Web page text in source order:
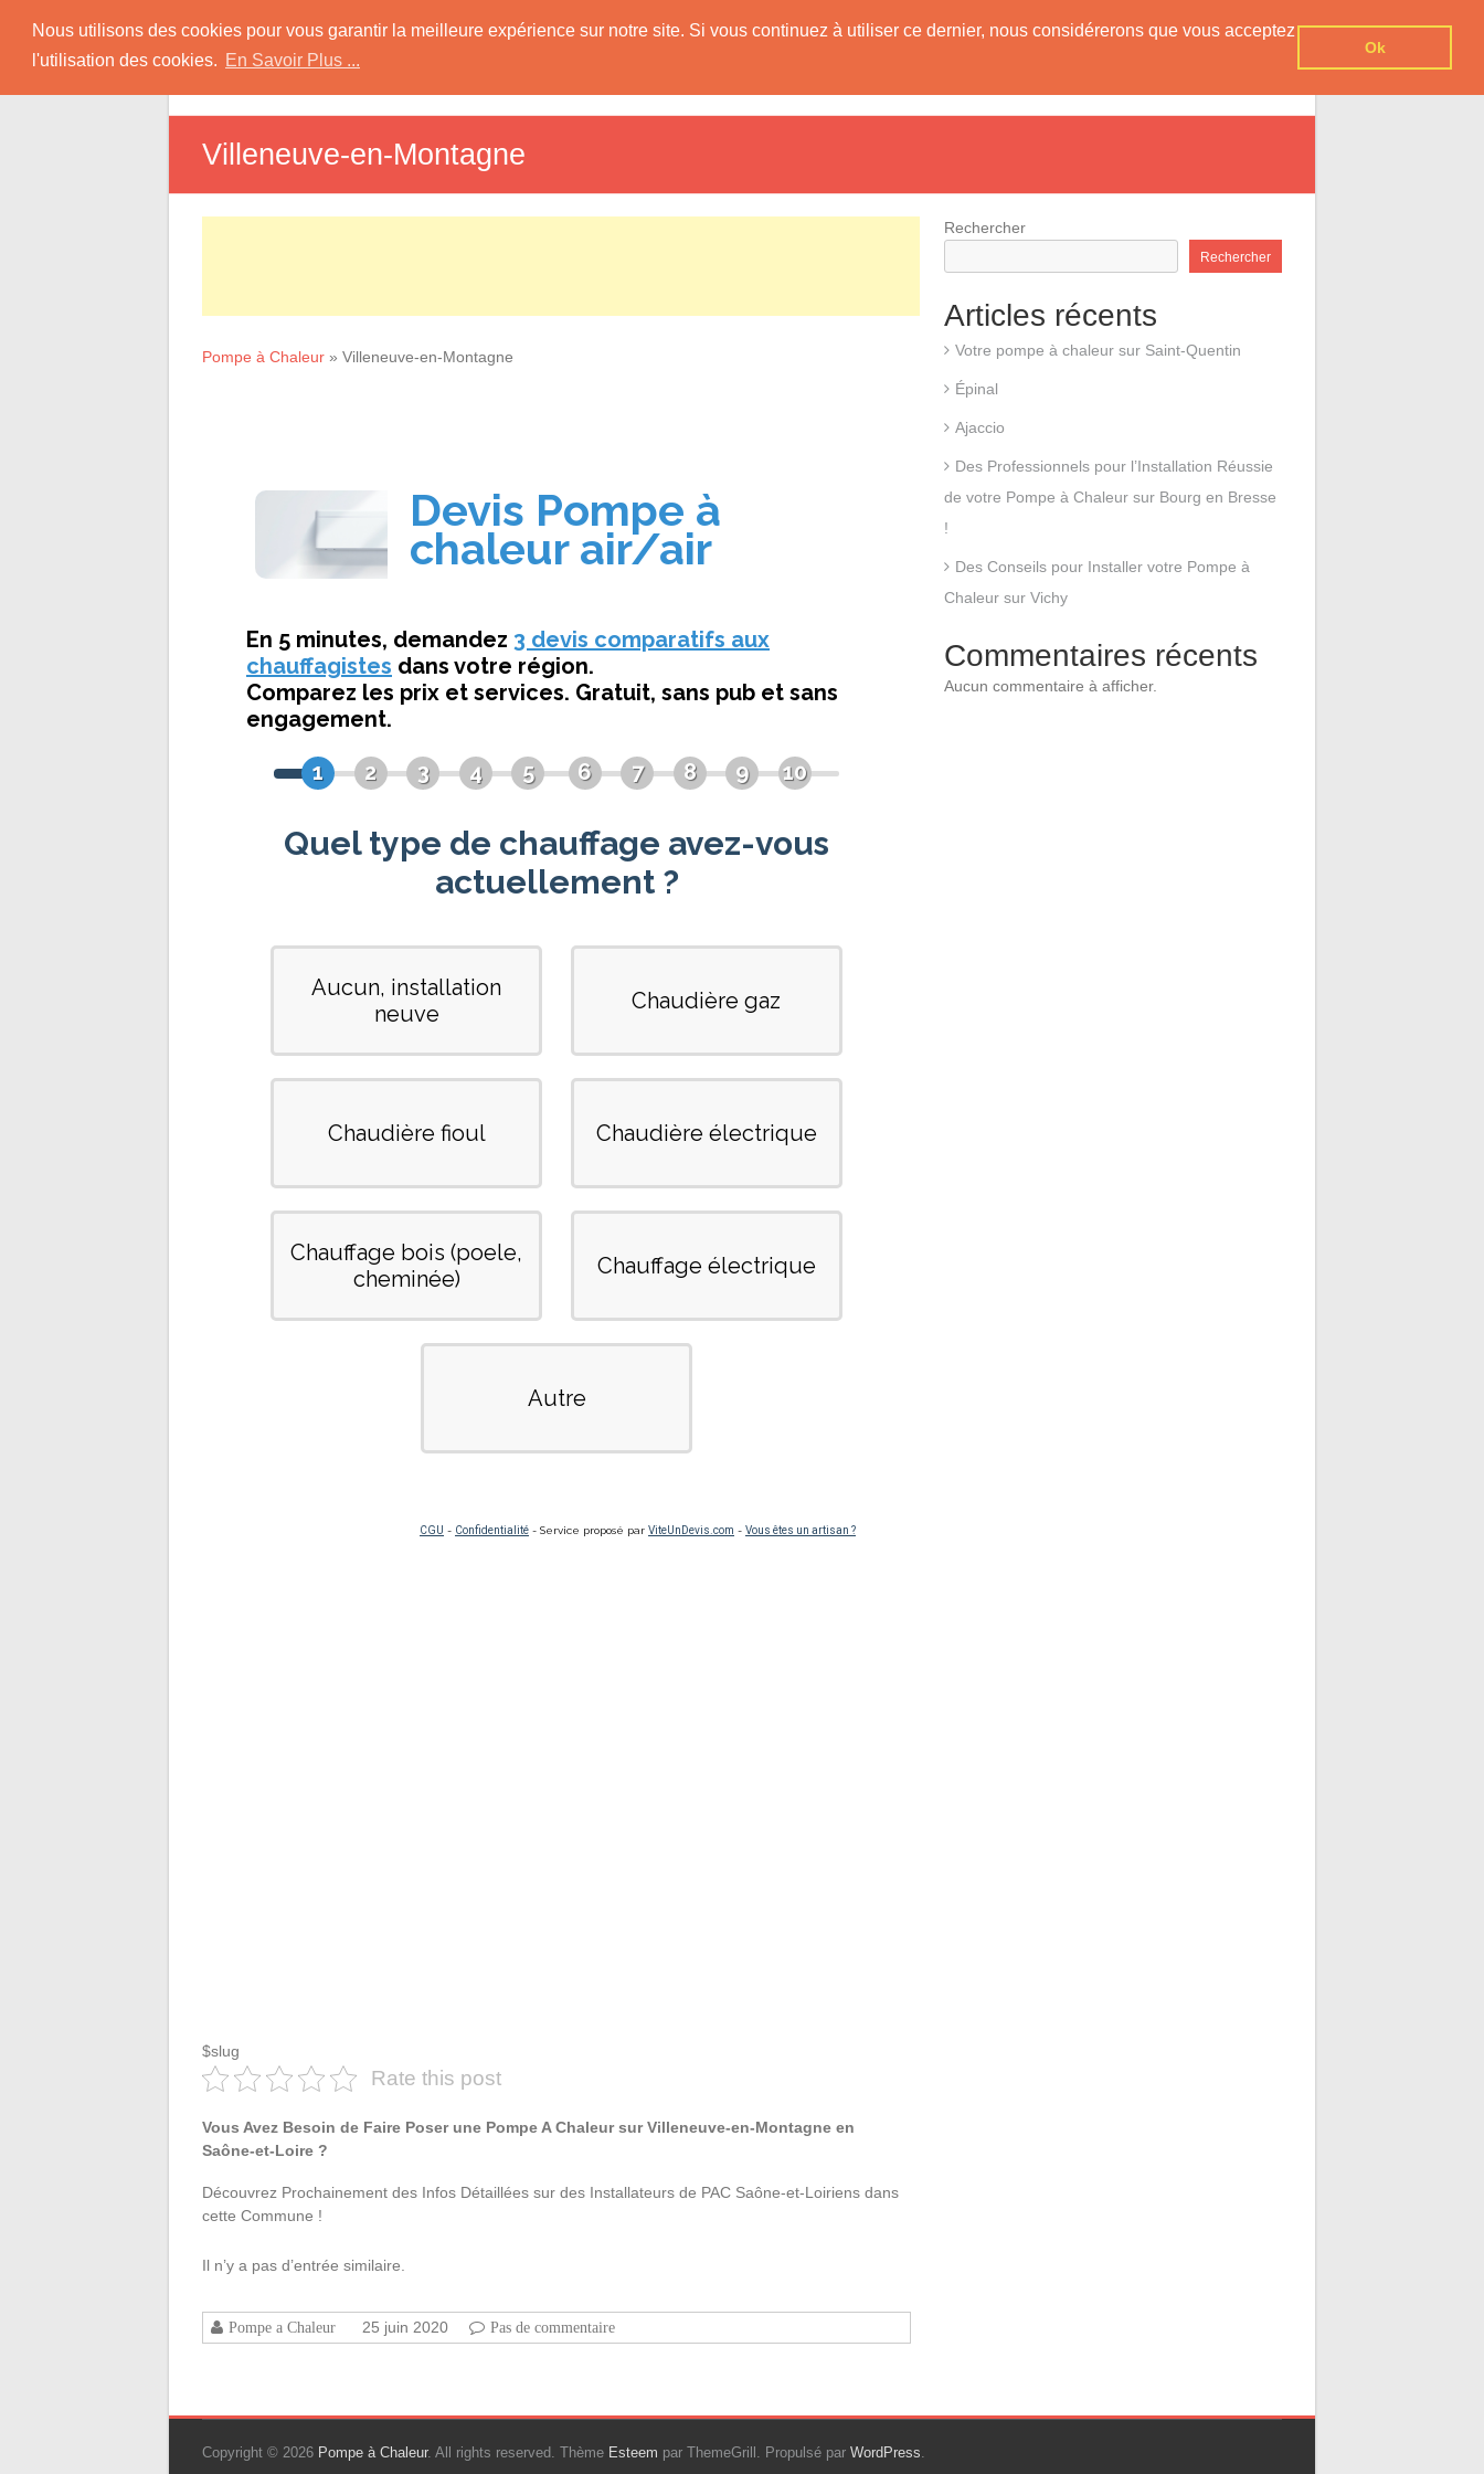
Nous utilisons des cookies pour vous garantir la meilleure expérience sur notre site. Si vous continuez à utiliser ce dernier, nous considérerons que vous acceptez
l'utilisation des cookies. En Savoir Plus ...
Ok
content
Pompe à Chaleur
Informations sur les Pompes à Chaleur
Villeneuve-en-Montagne
Pompe à Chaleur » Villeneuve-en-Montagne
$slug
Rate this post
Vous Avez Besoin de Faire Poser une Pompe A Chaleur sur Villeneuve-en-Montagne en
Saône-et-Loire ?
Découvrez Prochainement des Infos Détaillées sur des Installateurs de PAC Saône-et-Loiriens dans
cette Commune !
Il n’y a pas d’entrée similaire.
Pompe a Chaleur 25 juin 2020 Pas de commentaire
Rechercher
Rechercher
Articles récents
Votre pompe à chaleur sur Saint-Quentin
Épinal
Ajaccio
Des Professionnels pour l’Installation Réussie
de votre Pompe à Chaleur sur Bourg en Bresse
!
Des Conseils pour Installer votre Pompe à
Chaleur sur Vichy
Commentaires récents
Aucun commentaire à afficher.
Copyright © 2026 Pompe à Chaleur. All rights reserved. Thème Esteem par ThemeGrill. Propulsé par WordPress.